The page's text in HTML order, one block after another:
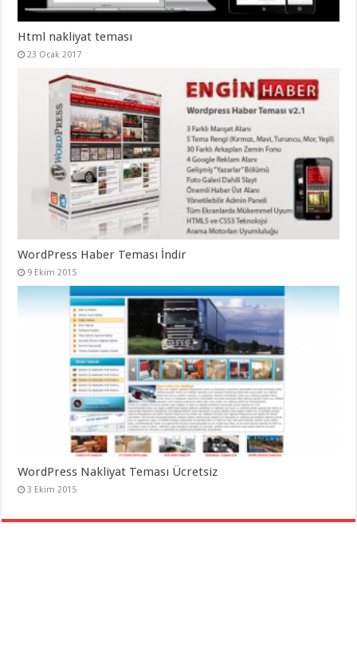
Html nakliyat teması
23 Ocak 2017
WordPress Haber Teması İndir
9 Ekim 2015
WordPress Nakliyat Teması Ücretsiz
3 Ekim 2015